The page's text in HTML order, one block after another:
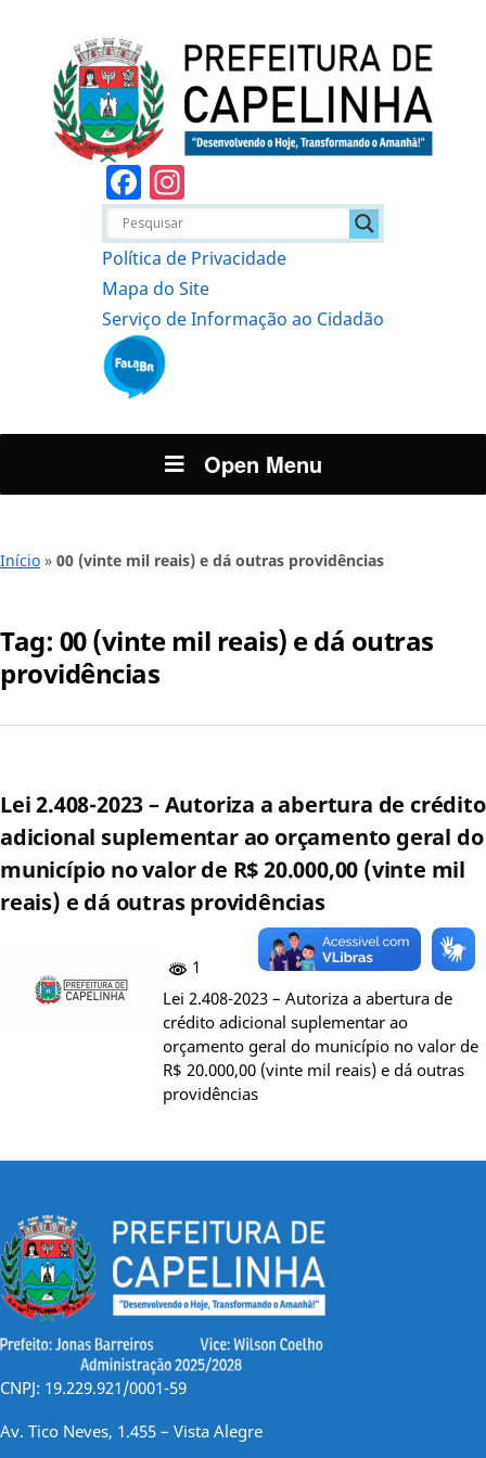
Facebook
Política de Privacidade
Mapa do Site
Serviço de Informação ao Cidadão
Open Menu
Início » 00 (vinte mil reais) e dá outras providências
Tag: 00 (vinte mil reais) e dá outras
providências
Lei 2.408-2023 – Autoriza a abertura de crédito
adicional suplementar ao orçamento geral do
município no valor de R$ 20.000,00 (vinte mil
reais) e dá outras providências
1
Lei 2.408-2023 – Autoriza a abertura de
crédito adicional suplementar ao
orçamento geral do município no valor de
R$ 20.000,00 (vinte mil reais) e dá outras
providências
CNPJ: 19.229.921/0001-59
Av. Tico Neves, 1.455 – Vista Alegre